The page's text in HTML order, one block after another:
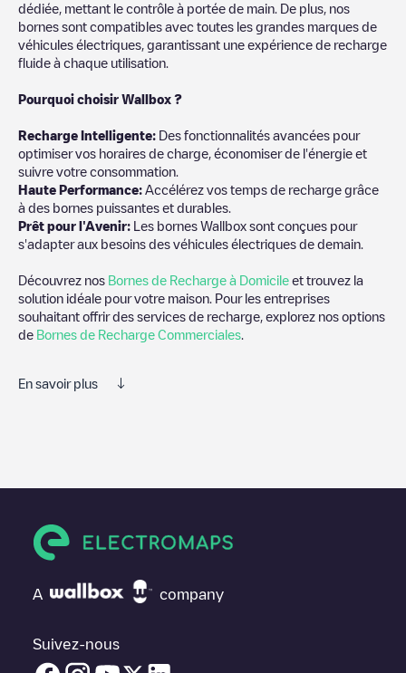
dédiée, mettant le contrôle à portée de main. De plus, nos
bornes sont compatibles avec toutes les grandes marques de
véhicules électriques, garantissant une expérience de recharge
fluide à chaque utilisation.
Pourquoi choisir Wallbox ?
Recharge Intelligente: Des fonctionnalités avancées pour
optimiser vos horaires de charge, économiser de l'énergie et
suivre votre consommation.
Haute Performance: Accélérez vos temps de recharge grâce
à des bornes puissantes et durables.
Prêt pour l'Avenir: Les bornes Wallbox sont conçues pour
s'adapter aux besoins des véhicules électriques de demain.
Découvrez nos Bornes de Recharge à Domicile et trouvez la
solution idéale pour votre maison. Pour les entreprises
souhaitant offrir des services de recharge, explorez nos options
de Bornes de Recharge Commerciales
En savoir plus
informations utiles pour créer la meilleure expérience possible
pour les conducteurs de véhicules électriques.
Les avis des conducteurs de véhicules électriques sont très
importants pour déterminer quelles sont les bornes de recharge
Tigard.N'hésitez donc pas à laisser votre évaluation de votre
expérience de recharge dans la fiche de la borne de recharge
A company
Suivez-nous